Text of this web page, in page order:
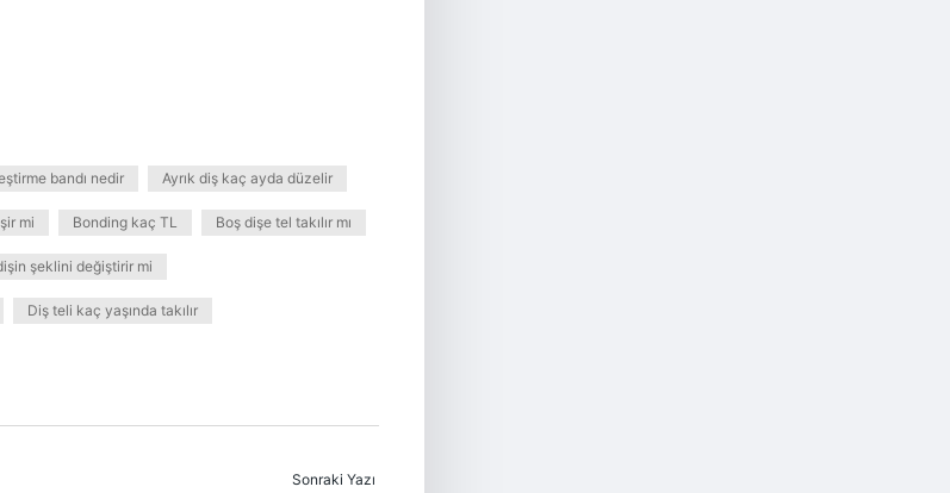
bandı nedir Ayrık diş kaç ayda düzelir
mi Bonding kaç TL Boş dişe tel takılır mı
şeklini değiştirir mi
Diş teli kaç yaşında takılır
Sonraki Yazı